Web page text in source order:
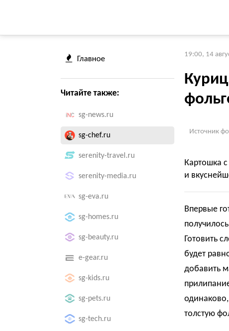
Главное
Читайте также:
sg-news.ru
sg-chef.ru
serenity-travel.ru
serenity-media.ru
sg-eva.ru
sg-homes.ru
sg-beauty.ru
e-gear.ru
sg-kids.ru
sg-pets.ru
sg-tech.ru
19:00, 14
Источник
Картошка
и
Впервые
Готовить
будет
добавить
толстую